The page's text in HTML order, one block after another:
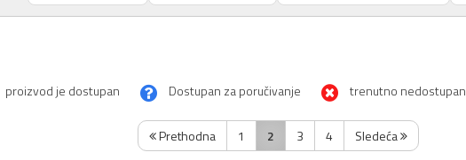
proizvod je dostupan Dostupan za poručivanje trenutno nedostupan
Prethodna 1 2 3 4 Sledeća